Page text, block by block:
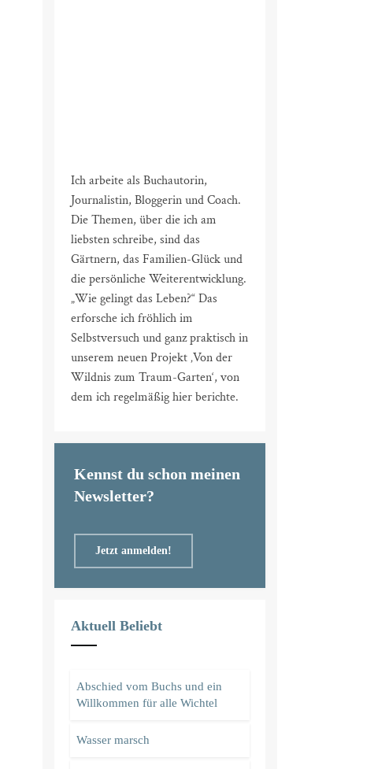
Ich arbeite als Buchautorin,
Journalistin, Bloggerin und Coach.
Die Themen, über die ich am
liebsten schreibe, sind das
Gärtnern, das Familien-Glück und
die persönliche Weiterentwicklung.
„Wie gelingt das Leben?“ Das
erforsche ich fröhlich im
Selbstversuch und ganz praktisch in
unserem neuen Projekt ‚Von der
Wildnis zum Traum-Garten‘, von
dem ich regelmäßig hier berichte.
Kennst du schon meinen
Newsletter?
Jetzt anmelden!
Aktuell Beliebt
Abschied vom Buchs und ein
Willkommen für alle Wichtel
Wasser marsch